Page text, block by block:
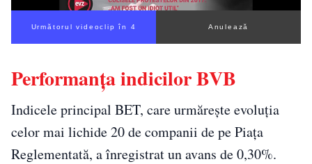
Următorul videoclip în 3 Anulează
Performanța indicilor BVB
Indicele principal BET, care urmărește evoluția
celor mai lichide 20 de companii de pe Piața
Reglementată, a înregistrat un avans de 0,30%.